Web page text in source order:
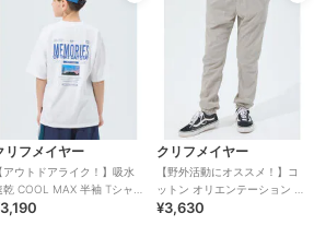
リフメイヤー
【アウトドアライク！】吸水
乾 COOL MAX 半袖 Tシャツ
～170cm
クリフメイヤー
【野外活動にオススメ！】コ
ットン オリエンテーション ジ
ョガー パンツ 120cm～170cm
¥3,630